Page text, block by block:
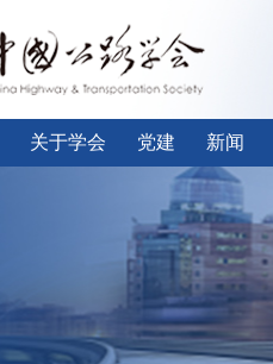
关于学会 党建 新闻